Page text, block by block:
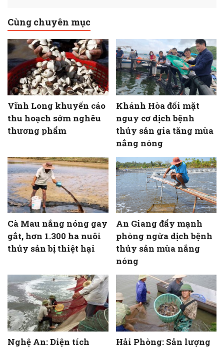
Cùng chuyên mục
Vĩnh Long khuyến cáo
thu hoạch sớm nghêu
thương phẩm
Khánh Hòa đối mặt
nguy cơ dịch bệnh
thủy sản gia tăng mùa
nắng nóng
Cà Mau nắng nóng gay
gắt, hơn 1.300 ha nuôi
thủy sản bị thiệt hại
An Giang đẩy mạnh
phòng ngừa dịch bệnh
thủy sản mùa nắng
nóng
Nghệ An: Diện tích
Hải Phòng: Sản lượng